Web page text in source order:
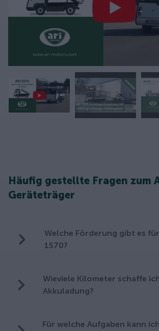
Häufig gestellte Fragen zum
Geräteträger
Welche Förderung gibt es für
1570?
Wieviele Kilometer schaffe
Akkuladung?
Für welche Aufgaben kann